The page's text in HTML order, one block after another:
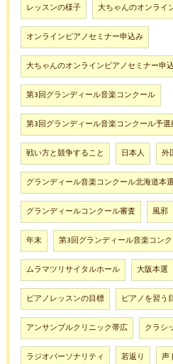
レッスンの様子 大ちゃんのオンライ
オンラインピアノセミナー申込み
大ちゃんのオンラインピアノセミナー申
第3回グランディール音楽コンクール
第3回グランディール音楽コンクール予
戦い方と競争すること 日本人 外
グランディール音楽コンクール北海道本選
グランディールコンクール審査 風邪
年末 第3回グランディール音楽コン
ムラマツリサイタルホール 大阪本選
ピアノレッスンの目標 ピアノを習う
アンサンブルクリニック帯広 クラシ
ラジオパーソナリティ 若返り 声